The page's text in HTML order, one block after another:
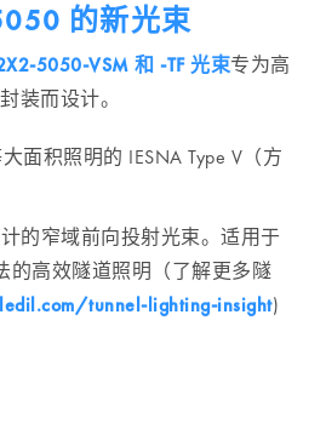
的新光束
5050-VSM 和 -TF 光束专为高
装而设计。
面积照明的 IESNA Type V（方
的窄域前向投射光束。适用于
的高效隧道照明（了解更多隧
tunnel-lighting-insight)